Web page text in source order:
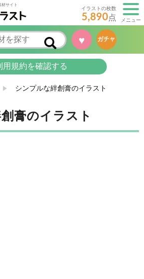
サイト
イラストの枚数
5,890点 メニュー
♥ ガチャ
用規約を確認する
シンプルな絆創膏のイラスト
膏のイラスト